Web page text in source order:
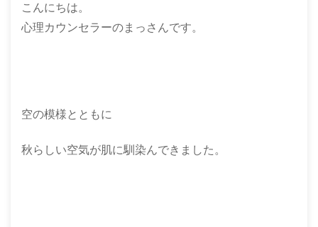
こんにちは。
心理カウンセラーのまっさんです。
空の模様とともに
秋らしい空気が肌に馴染んできました。